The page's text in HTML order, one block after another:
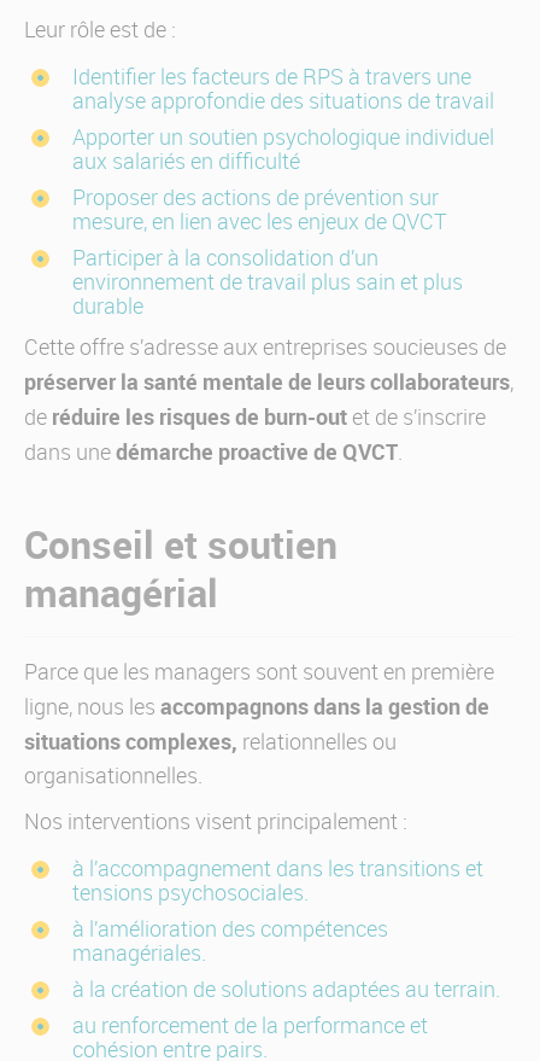
Leur rôle est de :
Identifier les facteurs de RPS à travers une
analyse approfondie des situations de travail
Apporter un soutien psychologique individuel
aux salariés en difficulté
Proposer des actions de prévention sur
mesure, en lien avec les enjeux de QVCT
Participer à la consolidation d’un
environnement de travail plus sain et plus
durable
Cette offre s’adresse aux entreprises soucieuses de
préserver la santé mentale de leurs collaborateurs,
de réduire les risques de burn-out et de s’inscrire
dans unedémarche proactive de QVCT.
Conseil et soutien
managérial
Parce que les managers sont souvent en première
ligne, nous les accompagnonsdans la gestion de
situations complexes, relationnelles ou
organisationnelles.
Nos interventions visent principalement :
à l’accompagnement dans les transitions et
tensions psychosociales.
à l’amélioration des compétences
managériales.
à la création de solutions adaptées au terrain.
au renforcement de la performance et
cohésion entre pairs.